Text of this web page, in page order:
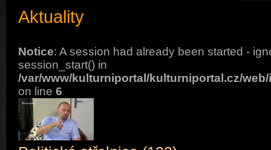
Aktuality
Notice: A session had already been started -
session_start() in
/var/www/kulturniportal/kulturniportal.cz/
on line 6